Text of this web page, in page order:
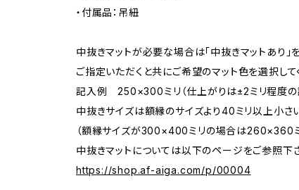
・付属品：吊紐
中抜きマットが必要な場合は「中抜きマットあり
ご指定いただくと共にご希望のマット色を選択して
記入例 250×300ミリ（仕上がりは±2ミリ程度の
中抜きサイズは額縁のサイズより40ミリ以上小さ
（額縁サイズが300×400ミリの場合は260×360ミ
中抜きマットについては以下のページをご参照下さ
https://shop.af-aiga.com/p/00004